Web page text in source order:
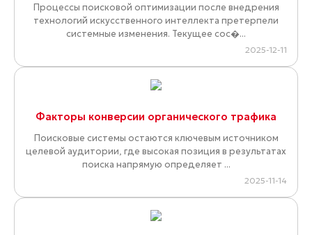
Процессы поисковой оптимизации после внедрения
технологий искусственного интеллекта претерпели
системные изменения. Текущее сос�...
2025-12-11
Факторы конверсии органического трафика
Поисковые системы остаются ключевым источником
целевой аудитории, где высокая позиция в результатах
поиска напрямую определяет ...
2025-11-14